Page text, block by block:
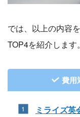
では、以上の内容
TOP4を紹介します。
費用
ミライズ英